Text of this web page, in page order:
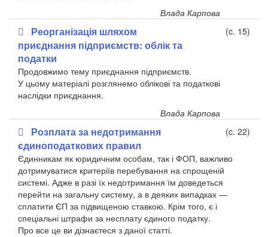
Влада Карпова
Реорганізація шляхом
приєднання підприємств: облік та
податки
(c. 15)
Продовжимо тему приєднання підприємств.
У цьому матеріалі розглянемо облікові та податкові
наслідки приєднання.
Влада Карпова
Розплата за недотримання
єдиноподаткових правил
(c. 22)
Єдинникам як юридичним особам, так і ФОП, важливо
дотримуватися критеріїв перебування на спрощеній
системі. Адже в разі їх недотримання їм доведеться
перейти на загальну систему, а в деяких випадках —
сплатити ЄП за підвищеною ставкою. Крім того, є і
спеціальні штрафи за несплату єдиного податку.
Про все це ви дізнаєтеся з даної статті.